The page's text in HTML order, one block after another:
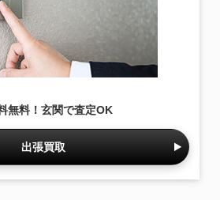
無料！玄関で査定OK
出張買取